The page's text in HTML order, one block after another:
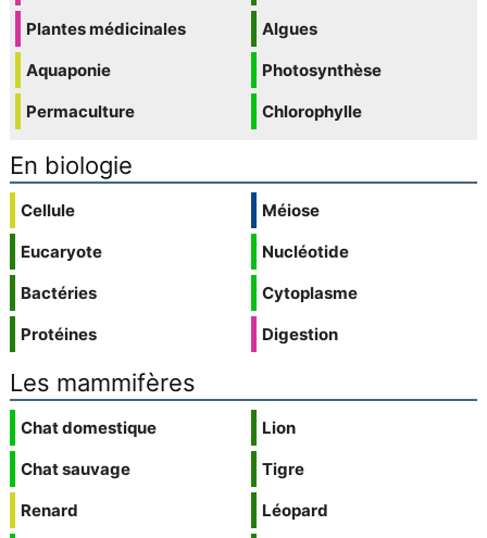
Plantes médicinales
Aquaponie
Permaculture
Algues
Photosynthèse
Chlorophylle
En biologie
Cellule
Eucaryote
Bactéries
Protéines
Méiose
Nucléotide
Cytoplasme
Digestion
Les mammifères
Chat domestique
Chat sauvage
Renard
Lion
Tigre
Léopard